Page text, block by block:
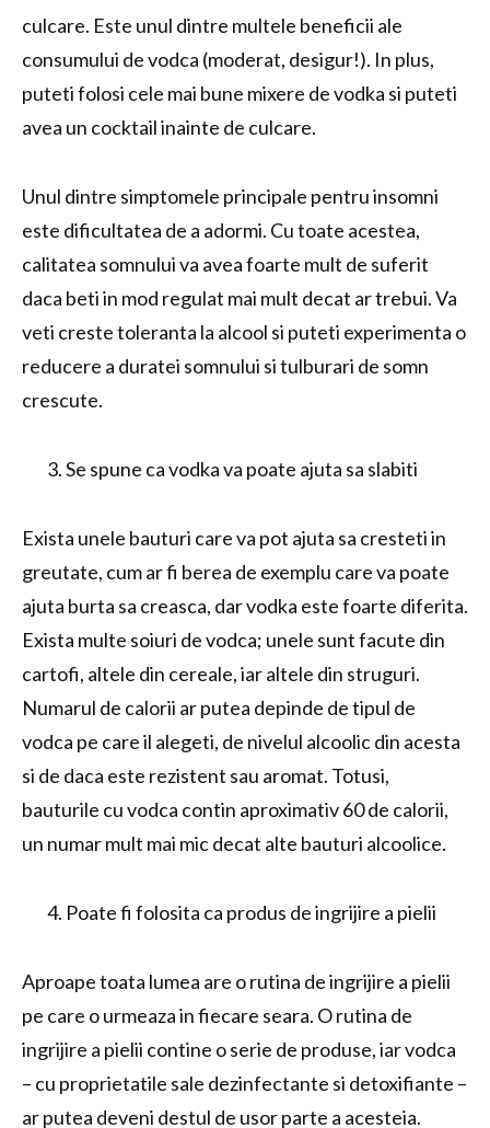
culcare. Este unul dintre multele beneficii ale
consumului de vodca (moderat, desigur!). In plus,
puteti folosi cele mai bune mixere de vodka si puteti
avea un cocktail inainte de culcare.
Unul dintre simptomele principale pentru insomni
este dificultatea de a adormi. Cu toate acestea,
calitatea somnului va avea foarte mult de suferit
daca beti in mod regulat mai mult decat ar trebui. Va
veti creste toleranta la alcool si puteti experimenta o
reducere a duratei somnului si tulburari de somn
crescute.
Se spune ca vodka va poate ajuta sa slabiti
Exista unele bauturi care va pot ajuta sa cresteti in
greutate, cum ar fi berea de exemplu care va poate
ajuta burta sa creasca, dar vodka este foarte diferita.
Exista multe soiuri de vodca; unele sunt facute din
cartofi, altele din cereale, iar altele din struguri.
Numarul de calorii ar putea depinde de tipul de
vodca pe care il alegeti, de nivelul alcoolic din acesta
si de daca este rezistent sau aromat. Totusi,
bauturile cu vodca contin aproximativ 60 de calorii,
un numar mult mai mic decat alte bauturi alcoolice.
Poate fi folosita ca produs de ingrijire a pielii
Aproape toata lumea are o rutina de ingrijire a pielii
pe care o urmeaza in fiecare seara. O rutina de
ingrijire a pielii contine o serie de produse, iar vodca
– cu proprietatile sale dezinfectante si detoxifiante –
ar putea deveni destul de usor parte a acesteia.